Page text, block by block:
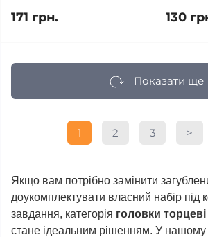
171 грн. 130
Показати ще
1 2 3 >
Якщо вам потрібно замінити
доукомплектувати власний набір під
завдання, категорія головки
стане ідеальним рішенням. У нашому